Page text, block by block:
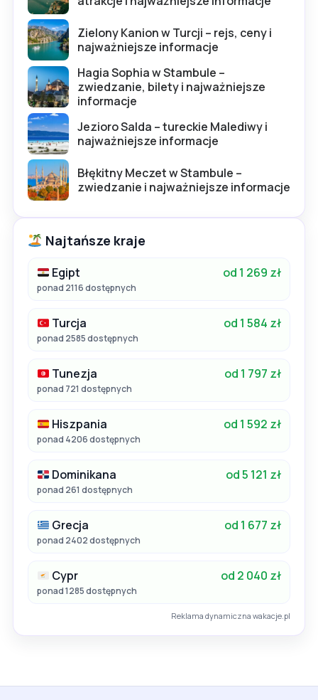
Zielony Kanion w Turcji – rejs, ceny i
najważniejsze informacje
Hagia Sophia w Stambule –
zwiedzanie, bilety i najważniejsze
informacje
Jezioro Salda – tureckie Malediwy i
najważniejsze informacje
Błękitny Meczet w Stambule –
zwiedzanie i najważniejsze informacje
Najtańsze kraje
Egipt od 1 269 zł
ponad 2116 dostępnych
Turcja od 1 584 zł
ponad 2585 dostępnych
Tunezja od 1 797 zł
ponad 721 dostępnych
Hiszpania od 1 592 zł
ponad 4206 dostępnych
Dominikana od 5 121 zł
ponad 261 dostępnych
Grecja od 1 677 zł
ponad 2402 dostępnych
Cypr od 2 040 zł
ponad 1285 dostępnych
Reklama dynamiczna wakacje.pl